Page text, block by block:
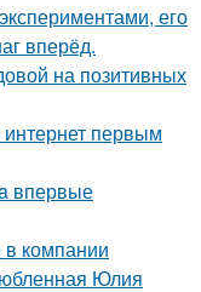
его
вперёд.
на позитивных
первым
впервые
компании
Юлия